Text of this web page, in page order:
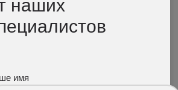
наших
имя